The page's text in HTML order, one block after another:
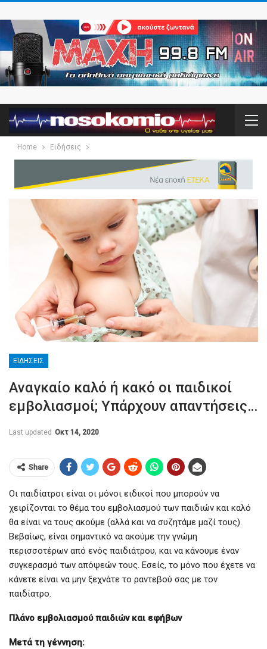
Home Ειδήσεις
ΕΙΔΉΣΕΙΣ
Αναγκαίο καλό ή κακό οι παιδικοί
εμβολιασμοί; Υπάρχουν απαντήσεις…
Last updated Οκτ 14, 2020
Share
Οι παιδίατροι είναι οι μόνοι ειδικοί που μπορούν να
χειρίζονται το θέμα του εμβολιασμού των παιδιών και καλό
θα είναι να τους ακούμε (αλλά και να συζητάμε μαζί τους).
Βεβαίως, είναι σημαντικό να ακούμε την γνώμη
περισσοτέρων από ενός παιδιάτρου, και να κάνουμε έναν
συγκερασμό των απόψεών τους. Εσείς, το μόνο που έχετε να
κάνετε είναι να μην ξεχνάτε το ραντεβού σας με τον
παιδίατρο.
Πλάνο εμβολιασμού παιδιών και εφήβων
Μετά τη γέννηση: